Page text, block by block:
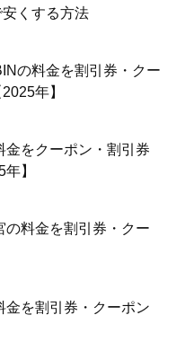
くする方法
の料金を割引券・クー
年】
金をクーポン・割引券
】
の料金を割引券・クー
金を割引券・クーポン